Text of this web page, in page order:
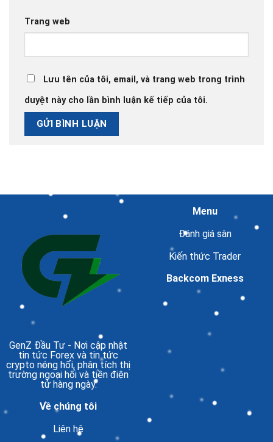
Trang web
Lưu tên của tôi, email, và trang web trong trình
duyệt này cho lần bình luận kế tiếp của tôi.
GenZ Đầu Tư - Nơi cập nhật
tin tức Forex và tin tức
crypto nóng hổi, phân tích thị
trường ngoại hối và tiền điện
tử hàng ngày.
Menu
Đánh giá sàn
Kiến thức Trader
Backcom Exness
Về chúng tôi
Liên hệ